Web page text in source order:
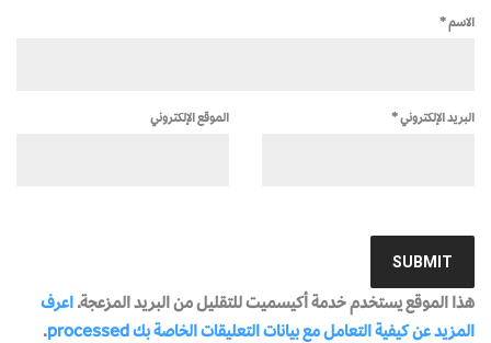
الاسم*
البريد الإلكتروني* الموقع الإلكتروني
هذا الموقع يستخدم خدمة أكيسميت للتقليل من البريد المزعجة. اعرف
المزيد عن كيفية التعامل مع بيانات التعليقات الخاصة بك processed
.